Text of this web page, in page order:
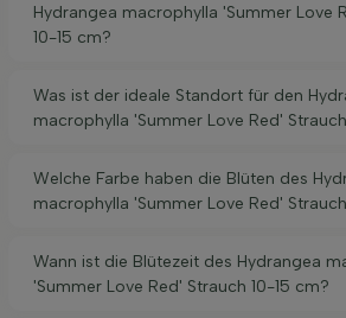
Hydrangea macrophylla 'Summer Love
10-15 cm?
Was ist der ideale Standort für den
macrophylla 'Summer Love Red'
Welche Farbe haben die Blüten des
macrophylla 'Summer Love Red'
Wann ist die Blütezeit des Hydrangea
'Summer Love Red' Strauch 10-15 cm?